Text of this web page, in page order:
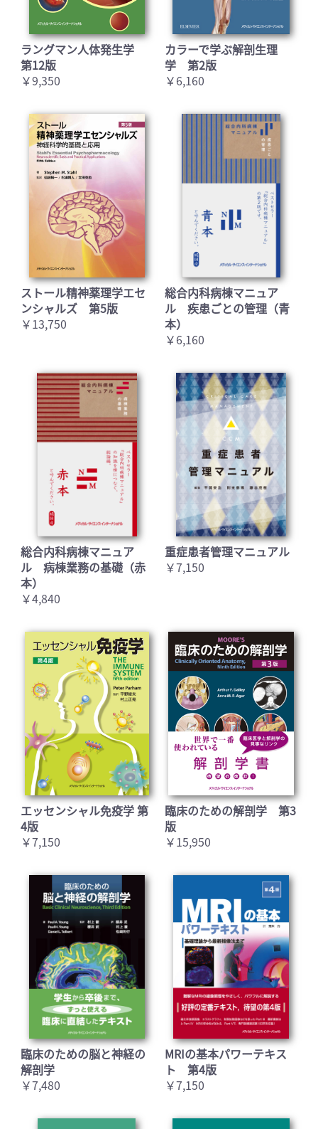
お買い物を続ける
ラングマン人体発生学
第12版
￥9,350
カラーで学ぶ解剖生理
学 第2版
￥6,160
ストール精神薬理学エセ
ンシャルズ 第5版
￥13,750
総合内科病棟マニュア
ル 疾患ごとの管理（青
本）
￥6,160
総合内科病棟マニュア
ル 病棟業務の基礎（赤
本）
￥4,840
重症患者管理マニュアル
￥7,150
エッセンシャル免疫学 第
4版
￥7,150
臨床のための解剖学 第3
版
￥15,950
臨床のための脳と神経の
解剖学
￥7,480
MRIの基本パワーテキス
ト 第4版
￥7,150